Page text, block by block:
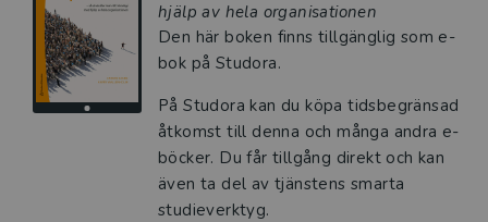
hjälp av hela organisationen
Den här boken finns tillgänglig som e-
bok på Studora.
På Studora kan du köpa tidsbegränsad
åtkomst till denna och många andra e-
böcker. Du får tillgång direkt och kan
även ta del av tjänstens smarta
studieverktyg.